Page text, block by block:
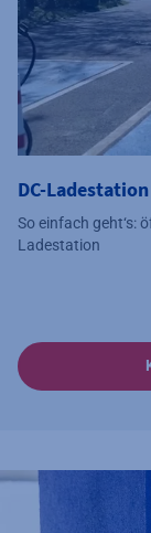
DC-Ladestation
So einfach geht‘s:
Ladestation